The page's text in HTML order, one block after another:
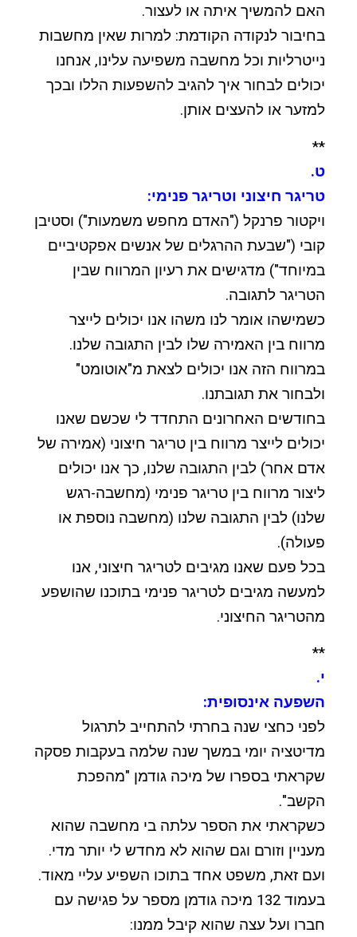
האם להמשיך איתה או לעצור.
בחיבור לנקודה הקודמת: למרות שאין מחשבות
נייטרליות וכל מחשבה משפיעה עלינו, אנחנו
יכולים לבחור איך להגיב להשפעות הללו ובכך
למזער או להעצים אותן.
**
ט.
טריגר חיצוני וטריגר פנימי:
ויקטור פרנקל ("האדם מחפש משמעות") וסטיבן
קובי ("שבעת ההרגלים של אנשים אפקטיביים
במיוחד") מדגישים את רעיון המרווח שבין
הטריגר לתגובה.
כשמישהו אומר לנו משהו אנו יכולים לייצר
מרווח בין האמירה שלו לבין התגובה שלנו.
במרווח הזה אנו יכולים לצאת מ"אוטומט"
ולבחור את תגובתנו.
בחודשים האחרונים התחדד לי שכשם שאנו
יכולים לייצר מרווח בין טריגר חיצוני (אמירה של
אדם אחר) לבין התגובה שלנו, כך אנו יכולים
ליצור מרווח בין טריגר פנימי (מחשבה-רגש
שלנו) לבין התגובה שלנו (מחשבה נוספת או
פעולה).
בכל פעם שאנו מגיבים לטריגר חיצוני, אנו
למעשה מגיבים לטריגר פנימי בתוכנו שהושפע
מהטריגר החיצוני.
**
י.
השפעה אינסופית:
לפני כחצי שנה בחרתי להתחייב לתרגול
מדיטציה יומי במשך שנה שלמה בעקבות פסקה
שקראתי בספרו של מיכה גודמן "מהפכת
הקשב".
כשקראתי את הספר עלתה בי מחשבה שהוא
מעניין וזורם וגם שהוא לא מחדש לי יותר מדי.
ועם זאת, משפט אחד בתוכו השפיע עליי מאוד.
בעמוד 132 מיכה גודמן מספר על פגישה עם
חברו ועל עצה שהוא קיבל ממנו: